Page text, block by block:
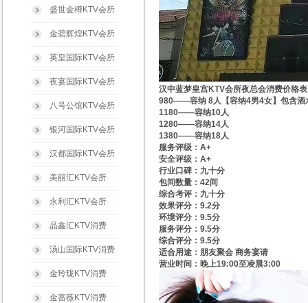
汉中蓝梦皇宫KTV会所夜总会消费价格表
980——容纳 8人【容纳4男4女】包含酒
1180——容纳10人
1280——容纳14人
1380——容纳18人
服务评级：A+
安全评级：A+
行业口碑：九十分
包间数量：42间
综合考评：九十分
效果评分：9.2分
环境评分：9.5分
服务评分：9.5分
综合评分：9.5分
适合用途：朋友聚会 商务宴请
营业时间：晚上19:00至凌晨3:00
盛世金樽KTV会所
金碧辉煌KTV会所
英皇国际KTV会所
夜宴国际KTV会所
八号公馆KTV会所
银河国际KTV会所
汉都国际KTV会所
美丽汇KTV会所
永利汇KTV会所
晶鑫汇KTV消费
汤山国际KTV消费
金玲珑KTV消费
金蔷薇KTV消费